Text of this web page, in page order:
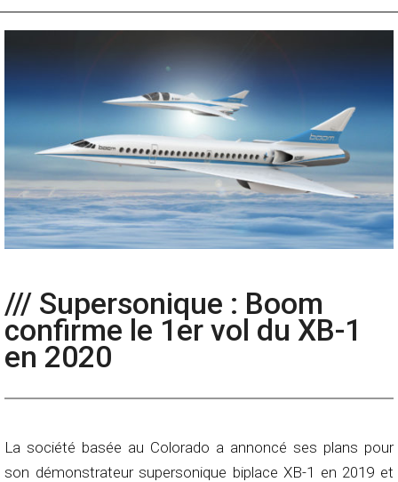
/// Supersonique : Boom
confirme le 1er vol du XB-1
en 2020
La société basée au Colorado a annoncé ses plans pour
son démonstrateur supersonique biplace XB-1 en 2019 et